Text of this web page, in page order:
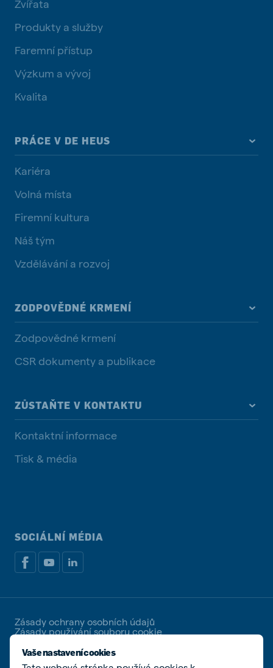
Zvířata
Produkty a služby
Faremní přístup
Výzkum a vývoj
Kvalita
PRÁCE V DE HEUS
Kariéra
Volná místa
Firemní kultura
Náš tým
Vzdělávání a rozvoj
ZODPOVĚDNÉ KRMENÍ
Zodpovědné krmení
CSR dokumenty a publikace
ZŮSTAŇTE V KONTAKTU
Kontaktní informace
Tisk & média
SOCIÁLNÍ MÉDIA
Zásady ochrany osobních údajů
Zásady používání souboru cookie
Vaše nastavení cookies